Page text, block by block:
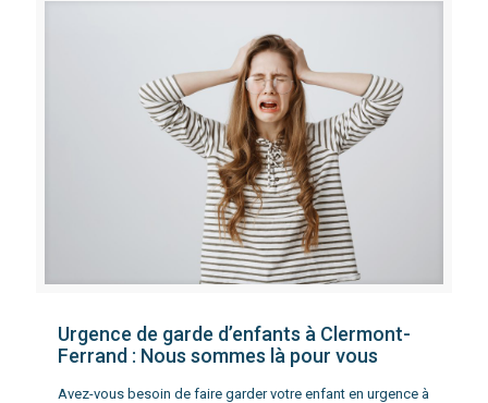
Urgence de garde d’enfants à Clermont-
Ferrand : Nous sommes là pour vous
Avez-vous besoin de faire garder votre enfant en urgence à